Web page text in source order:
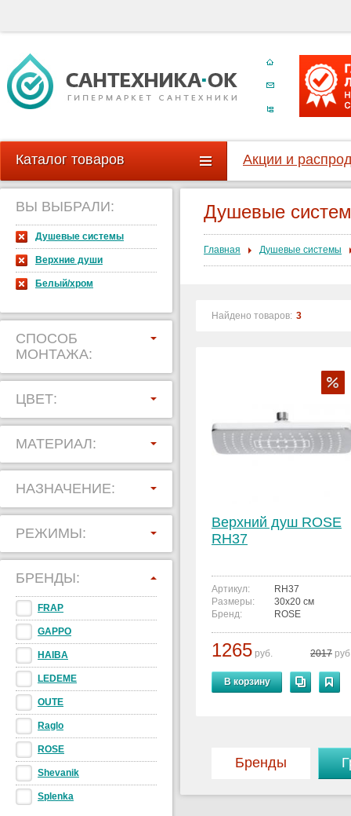
Каталог товаров Акции и
ВЫ ВЫБРАЛИ:
Душевые системы
Верхние души
Белый/хром
СПОСОБ
МОНТАЖА:
ЦВЕТ:
МАТЕРИАЛ:
НАЗНАЧЕНИЕ:
РЕЖИМЫ:
БРЕНДЫ:
FRAP
GAPPO
HAIBA
LEDEME
OUTE
Raglo
ROSE
Shevanik
Splenka
Душевые
Главная Душевые системы
Найдено товаров: 3
Верхний душ ROSE
RH37
Артикул:
RH37
Размеры:
30x20 см
Бренд:
ROSE
1265 руб. 2017
В корзину
Бренды